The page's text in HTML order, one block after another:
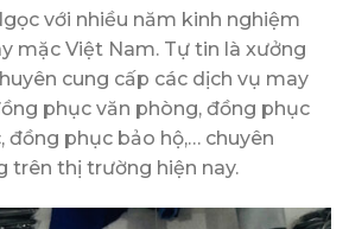
với nhiều năm kinh nghiệm
mặc Việt Nam. Tự tin là xưởng
cung cấp các dịch vụ may
phục văn phòng, đồng phục
đồng phục bảo hộ,… chuyên
trên thị trường hiện nay.